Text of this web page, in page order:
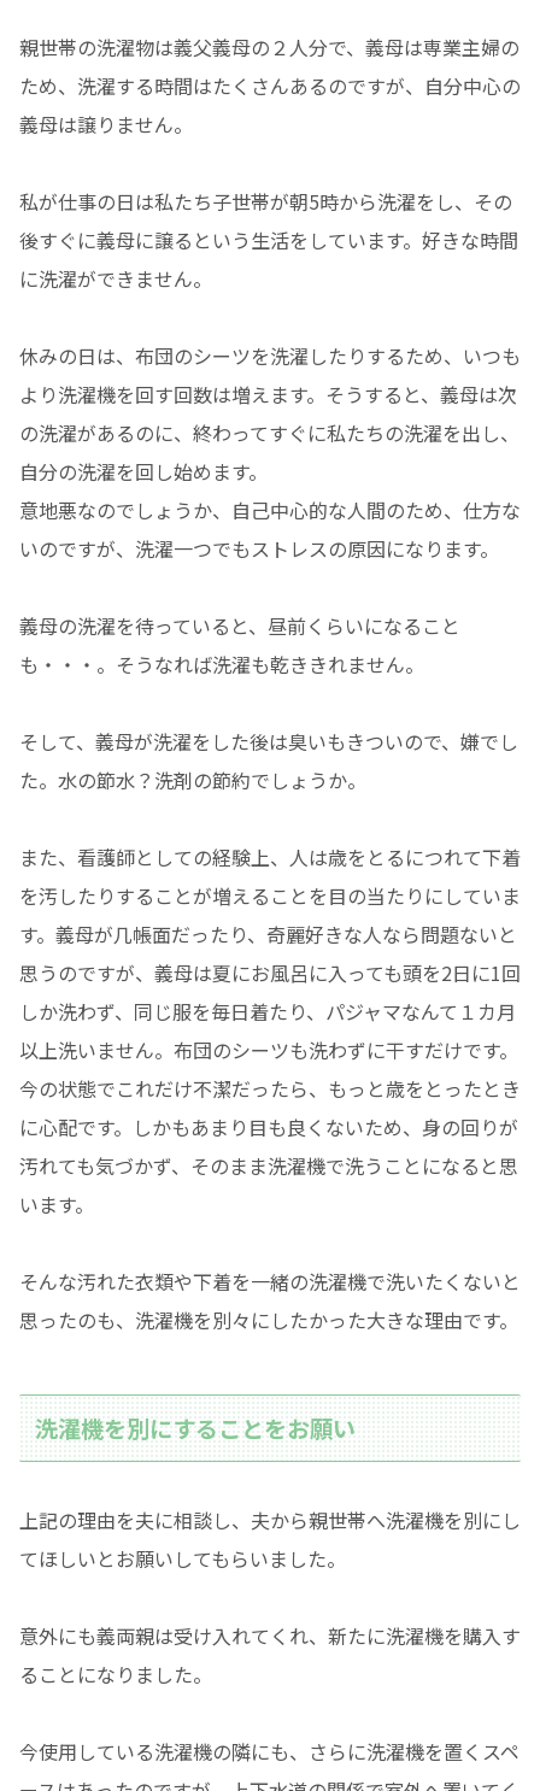
親世帯の洗濯物は義父義母の２人分で、義母は専業主婦の
ため、洗濯する時間はたくさんあるのですが、自分中心の
義母は譲りません。
私が仕事の日は私たち子世帯が朝5時から洗濯をし、その
後すぐに義母に譲るという生活をしています。好きな時間
に洗濯ができません。
休みの日は、布団のシーツを洗濯したりするため、いつも
より洗濯機を回す回数は増えます。そうすると、義母は次
の洗濯があるのに、終わってすぐに私たちの洗濯を出し、
自分の洗濯を回し始めます。
意地悪なのでしょうか、自己中心的な人間のため、仕方な
いのですが、洗濯一つでもストレスの原因になります。
義母の洗濯を待っていると、昼前くらいになること
も・・・。そうなれば洗濯も乾ききれません。
そして、義母が洗濯をした後は臭いもきついので、嫌でし
た。水の節水？洗剤の節約でしょうか。
また、看護師としての経験上、人は歳をとるにつれて下着
を汚したりすることが増えることを目の当たりにしていま
す。義母が几帳面だったり、奇麗好きな人なら問題ないと
思うのですが、義母は夏にお風呂に入っても頭を2日に1回
しか洗わず、同じ服を毎日着たり、パジャマなんて１カ月
以上洗いません。布団のシーツも洗わずに干すだけです。
今の状態でこれだけ不潔だったら、もっと歳をとったとき
に心配です。しかもあまり目も良くないため、身の回りが
汚れても気づかず、そのまま洗濯機で洗うことになると思
います。
そんな汚れた衣類や下着を一緒の洗濯機で洗いたくないと
思ったのも、洗濯機を別々にしたかった大きな理由です。
洗濯機を別にすることをお願い
上記の理由を夫に相談し、夫から親世帯へ洗濯機を別にし
てほしいとお願いしてもらいました。
意外にも義両親は受け入れてくれ、新たに洗濯機を購入す
ることになりました。
今使用している洗濯機の隣にも、さらに洗濯機を置くスペ